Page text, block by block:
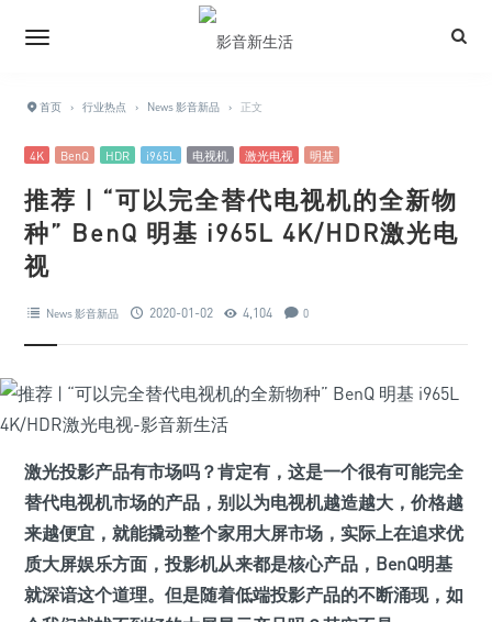
首页 › 行业热点 › News 影音新品 › 正文
4K BenQ HDR i965L 电视机 激光电视 明基
推荐 | “可以完全替代电视机的全新物
种” BenQ 明基 i965L 4K/HDR激光电
视
News 影音新品 2020-01-02 4,104 0
激光投影产品有市场吗？肯定有，这是一个很有可能完全
替代电视机市场的产品，别以为电视机越造越大，价格越
来越便宜，就能撬动整个家用大屏市场，实际上在追求优
质大屏娱乐方面，投影机从来都是核心产品，BenQ明基
就深谙这个道理。但是随着低端投影产品的不断涌现，如